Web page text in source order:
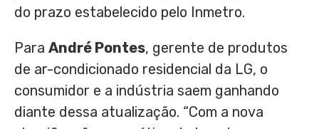
do prazo estabelecido pelo Inmetro.
Para André Pontes, gerente de produtos
de ar-condicionado residencial da LG, o
consumidor e a indústria saem ganhando
diante dessa atualização. “Com a nova